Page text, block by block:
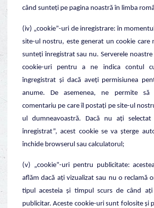
când sunteți pe pagina noastră în limba
(iv) „cookie”-uri de inregistrare: în
site-ul nostru, este generat un cookie care
sunteți înregistrat sau nu. Serverele noastre
cookie-uri pentru a ne indica contul
îngregistrat și dacă aveți permisiunea
anume. De asemenea, ne permite să
comentariu pe care îl postați pe site-ul
ul dumneavoastră. Dacă nu ați selectat
înregistrat”, acest cookie se va șterge
închide browserul sau calculatorul;
(v) „cookie”-uri pentru publicitate:
aflăm dacă ați vizualizat sau nu o reclamă
tipul acesteia și timpul scurs de când
publicitar. Aceste cookie-uri sunt folosite și